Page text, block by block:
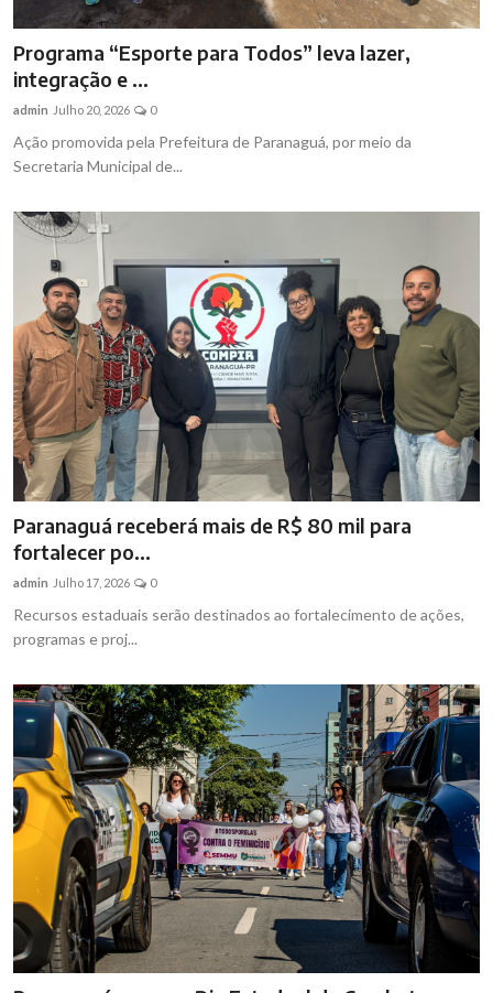
Programa “Esporte para Todos” leva lazer,
integração e ...
admin Julho 20, 2026 0
Ação promovida pela Prefeitura de Paranaguá, por meio da
Secretaria Municipal de...
Paranaguá receberá mais de R$ 80 mil para
fortalecer po...
admin Julho 17, 2026 0
Recursos estaduais serão destinados ao fortalecimento de ações,
programas e proj...